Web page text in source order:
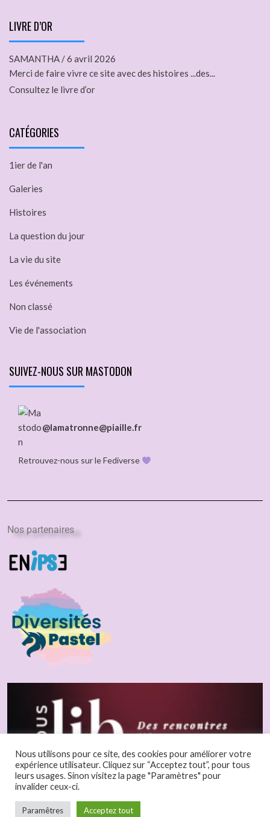
LIVRE D’OR
SAMANTHA /6 avril 2026
Merci de faire vivre ce site avec des histoires ...des...
Consultez le livre d’or
CATÉGORIES
1ier de l'an
Galeries
Histoires
La question du jour
La vie du site
Les événements
Non classé
Vie de l'association
SUIVEZ-NOUS SUR MASTODON
@lamatronne@piaille.fr
Retrouvez-nous sur le Fediverse
Nos partenaires
Nous utilisons pour ce site, des cookies pour améliorer votre
expérience utilisateur. Cliquez sur “Acceptez tout”, pour tous
leurs usages. Sinon visitez la page "Paramètres" pour
invalider ceux-ci.
Paramêtres Acceptez tout